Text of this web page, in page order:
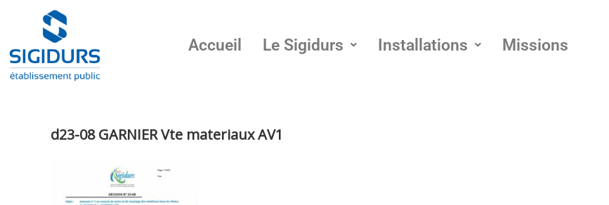
Accueil Le Sigidurs Installations Missions
d23-08 GARNIER Vte materiaux AV1